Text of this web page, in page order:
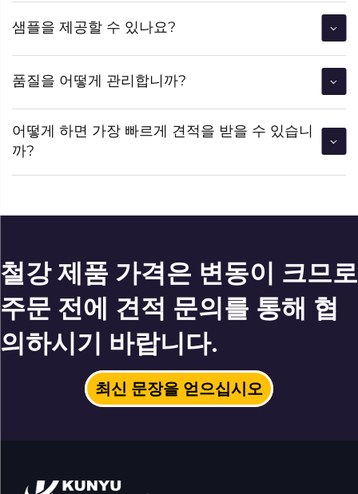
샘플을 제공할 수 있나요?
품질을 어떻게 관리합니까?
어떻게 하면 가장 빠르게 견적을 받을 수 있습니
까?
철강 제품 가격은 변동이 크므로
주문 전에 견적 문의를 통해 협
의하시기 바랍니다.
최신 문장을 얻으십시오